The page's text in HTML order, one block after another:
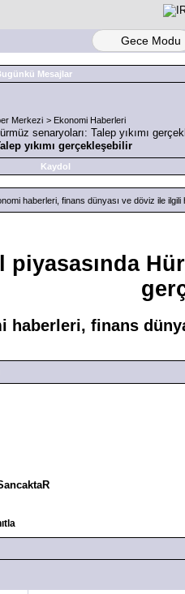
Gece Modu
Mesajlar
Merkezi > Ekonomi Haberleri
yıkımı gerçekleşebilir
Kaydol
haberleri, finans dünyası ve döviz ile
piyasasında
haberleri, finans